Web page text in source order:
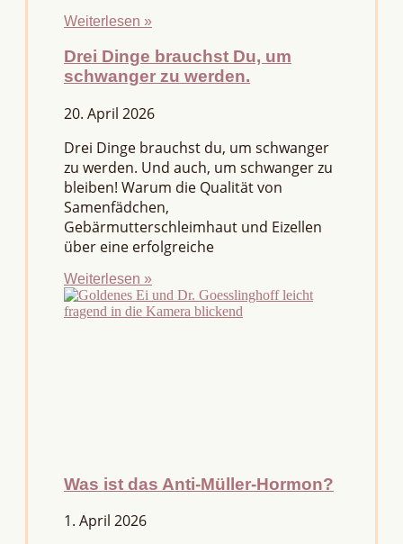
Weiterlesen »
Drei Dinge brauchst Du, um
schwanger zu werden.
20. April 2026
Drei Dinge brauchst du, um schwanger
zu werden. Und auch, um schwanger zu
bleiben! Warum die Qualität von
Samenfädchen,
Gebärmutterschleimhaut und Eizellen
über eine erfolgreiche
Weiterlesen »
Was ist das Anti-Müller-Hormon?
1. April 2026